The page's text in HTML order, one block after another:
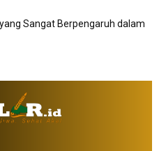
Sangat Berpengaruh dalam